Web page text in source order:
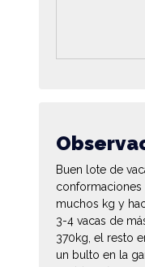
Buen lote de
conformaciones
muchos kg y
3-4 vacas de
370kg, el resto
un bulto en la